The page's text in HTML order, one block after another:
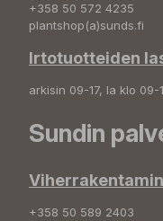
+358 50 572 4235
plantshop(a)sunds.fi
Irtotuotteiden
arkisin 09-17, la klo 09-
Sundin
+358 50 589 2403